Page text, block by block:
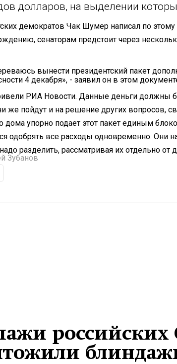
долларов, на выделении
демократов Чак Шумер написал по
сенаторам предстоит через
вынести президентский пакет
4 декабря», - заявил он в этом
РИА Новости. Данные деньги должны
же пойдут и на решение других вопросов,
дома упорно подает этот пакет единым
одобрять все расходы одновременно. Они
разделить, рассматривая их отдельно от
Зубанов
российских